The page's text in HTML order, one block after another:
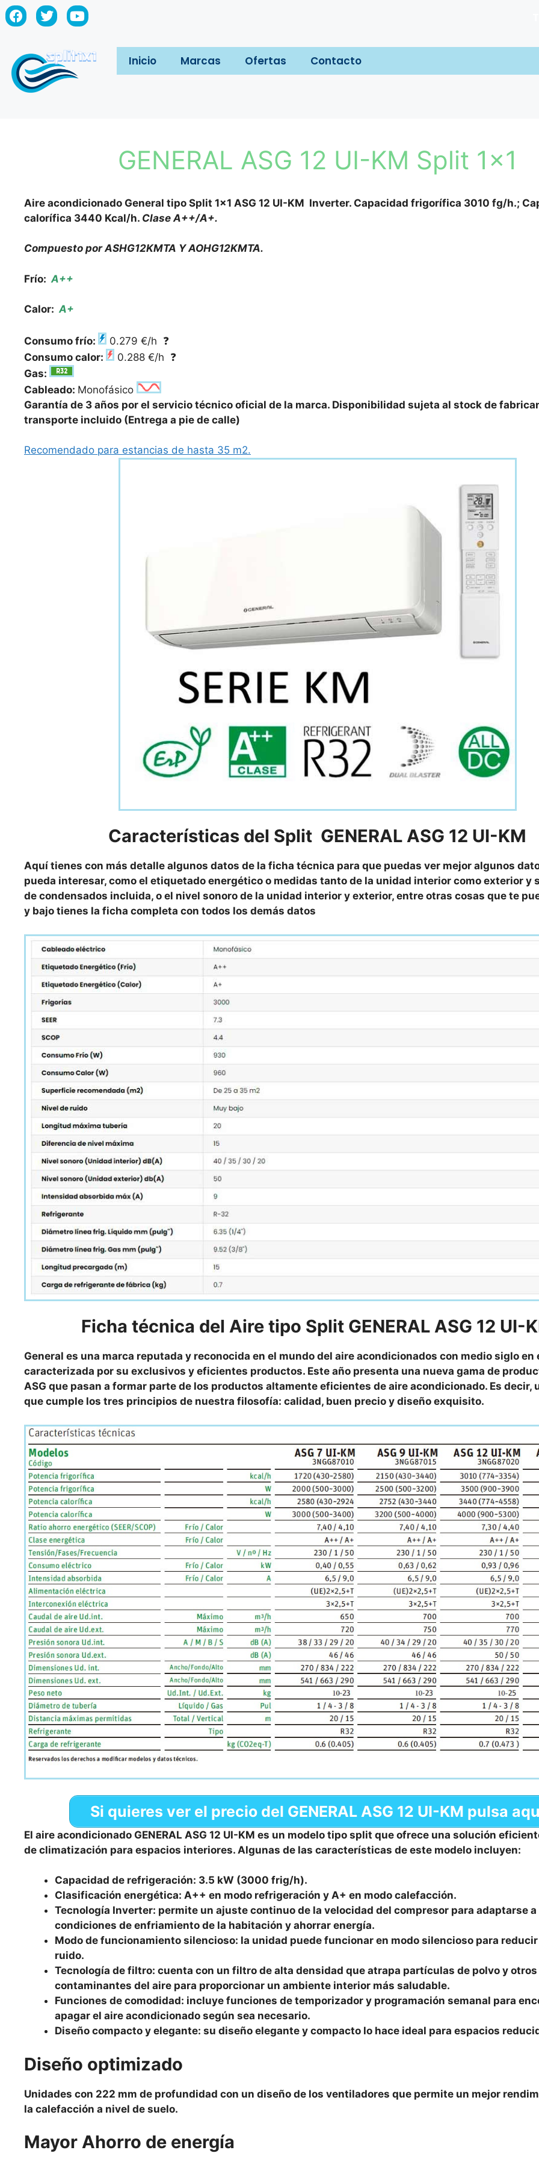
Inicio Marcas Ofertas Contacto
GENERAL ASG 12 UI-KM Split 1×1
Aire acondicionado General tipo Split 1×1 ASG 12 UI-KM Inverter. Capacidad frigorífica 3010 fg/h.;
calorífica 3440 Kcal/h. Clase A++/A+.
Compuesto por ASHG12KMTA Y AOHG12KMTA.
Frío: A++
Calor: A+
Consumo frío: 0.279 €/h ❓
Consumo calor:
0.288 €/h ❓
Gas:
Cableado: Monofásico
Garantía de 3 años por el servicio técnico oficial de la marca. Disponibilidad sujeta al stock de
transporte incluido (Entrega a pie de calle)
Recomendado para estancias de hasta 35 m2.
Características del Split GENERAL ASG 12 UI-KM
Aquí tienes con más detalle algunos datos de la ficha técnica para que puedas ver mejor algunos
pueda interesar, como el etiquetado energético o medidas tanto de la unidad interior como exterior y
de condensados incluida, o el nivel sonoro de la unidad interior y exterior, entre otras cosas que te
y bajo tienes la ficha completa con todos los demás datos
Ficha técnica del Aire tipo Split GENERAL ASG 12 UI-
General es una marca reputada y reconocida en el mundo del aire acondicionados con medio siglo en
caracterizada por su exclusivos y eficientes productos. Este año presenta una nueva gama de
ASG que pasan a formar parte de los productos altamente eficientes de aire acondicionado. Es decir,
que cumple los tres principios de nuestra filosofía: calidad, buen precio y diseño exquisito.
Si quieres ver el precio del GENERAL ASG 12 UI-KM pulsa
El aire acondicionado GENERAL ASG 12 UI-KM es un modelo tipo split que ofrece una solución
de climatización para espacios interiores. Algunas de las características de este modelo incluyen:
Capacidad de refrigeración: 3.5 kW (3000 frig/h).
Clasificación energética: A++ en modo refrigeración y A+ en modo calefacción.
Tecnología Inverter: permite un ajuste continuo de la velocidad del compresor para adaptarse a
condiciones de enfriamiento de la habitación y ahorrar energía.
Modo de funcionamiento silencioso: la unidad puede funcionar en modo silencioso para
ruido.
Tecnología de filtro: cuenta con un filtro de alta densidad que atrapa partículas de polvo y otros
contaminantes del aire para proporcionar un ambiente interior más saludable.
Funciones de comodidad: incluye funciones de temporizador y programación semanal para
apagar el aire acondicionado según sea necesario.
Diseño compacto y elegante: su diseño elegante y compacto lo hace ideal para espacios
Diseño optimizado
Unidades con 222 mm de profundidad con un diseño de los ventiladores que permite un mejor
la calefacción a nivel de suelo.
Mayor Ahorro de energía